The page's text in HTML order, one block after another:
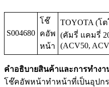
S004680
โช๊
คอัพ
หน้า
TOYOTA (โ
(คัมรี่ แคมรี่
(ACV50,
คำอธิบายสินค้าและการทำงา
โช๊คอัพหน้าทำหน้าที่เป็นอุปก